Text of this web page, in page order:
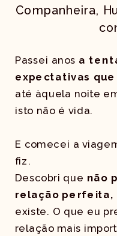
Companheira,
Passei anos a
expectativas que
até àquela noite
isto não é vida.
E comecei a
fiz.
Descobri que não
relação perfeita,
existe. O que eu
relação mais